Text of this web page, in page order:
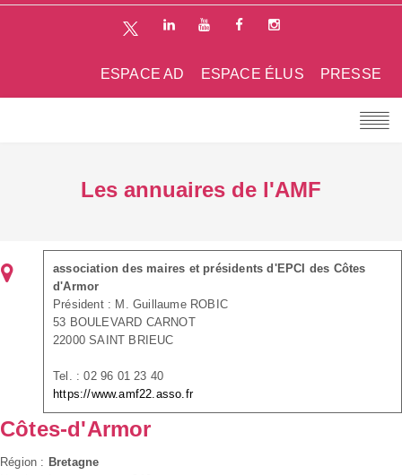
PRESSE
ESPACE ÉLUS
ESPACE AD
Les annuaires de l'AMF
association des maires et présidents d'EPCI des Côtes
d'Armor
Président : M. Guillaume ROBIC
53 BOULEVARD CARNOT
22000 SAINT BRIEUC
Tel. : 02 96 01 23 40
https://www.amf22.asso.fr
Côtes-d'Armor
Région : Bretagne